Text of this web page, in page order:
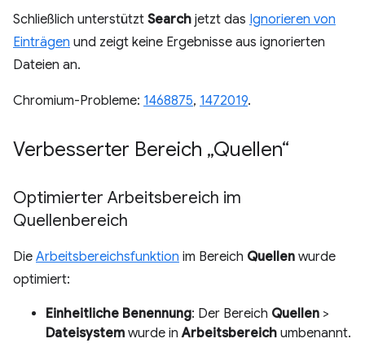
Schließlich unterstützt Search jetzt das Ignorieren von
Einträgen und zeigt keine Ergebnisse aus ignorierten
Dateien an.
Chromium-Probleme: 1468875, 1472019.
Verbesserter Bereich „Quellen“
Optimierter Arbeitsbereich im
Quellenbereich
Die Arbeitsbereichsfunktion im Bereich Quellen wurde
optimiert:
Einheitliche Benennung: Der Bereich Quellen >
Dateisystem wurde inArbeitsbereich umbenannt.